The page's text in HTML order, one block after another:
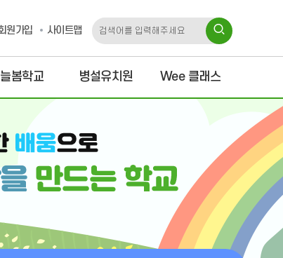
원가입 사이트맵
늘봄학교 병설유치원 Wee 클래스